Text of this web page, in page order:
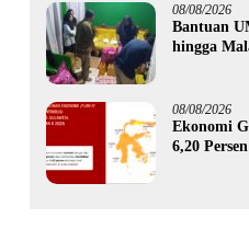
08/08/2026
Bantuan
hingga
08/08/2026
Ekonomi
6,20